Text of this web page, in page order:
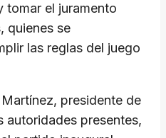
tomar el juramento
quienes se
las reglas del juego
presidente de
autoridades presentes,